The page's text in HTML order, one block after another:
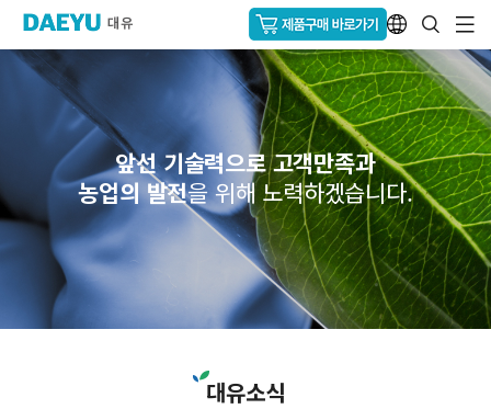
앞선 기술력으로 고객만족과
농업의 발전을 위해 노력하겠습니다.
대유소식